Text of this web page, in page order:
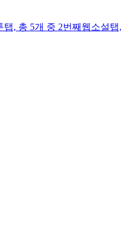
탭, 총 5개 중 2번째 웹소설탭,